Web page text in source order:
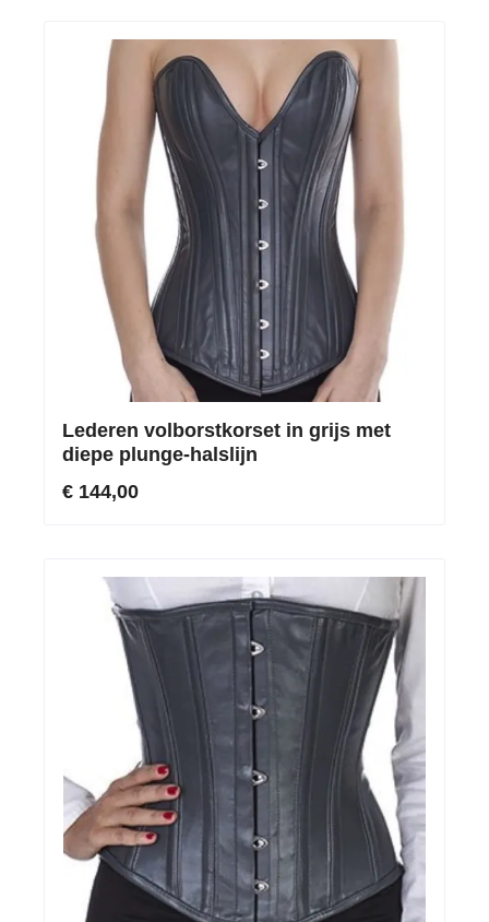
Lederen volborstkorset in grijs met
diepe plunge-halslijn
€ 144,00